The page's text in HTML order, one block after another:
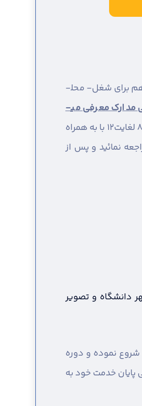
به اطلاع آن دسته از داوطلبان گرامی سه برابر ظرفیت مرحله تکمیل ظرفیت شرکت کننده در آزمون استخدامی فراگیر دوازدهم برای شغل- محل­
مدارک معرفی می­
جهت ارائه و بررسی مدارک خود از روز دوشنبه مورخ 1405/3/11 تا روز چهارشنبه مورخ 1405/3/13 از ساعت 8 لغایت12 با به همراه
نمائید و پس از
دانشگاه و تصویر
شروع نموده و دوره
آزمون (۰۸/۱۰/۱۴۰۲) نسبت به ارائه گواهی پایان خدمت خود به